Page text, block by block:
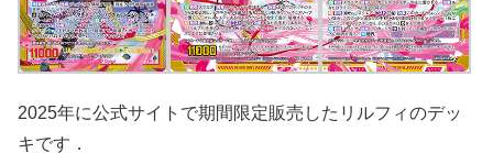
2025年に公式サイトで期間限定販売したリルフィのデッ
キです．